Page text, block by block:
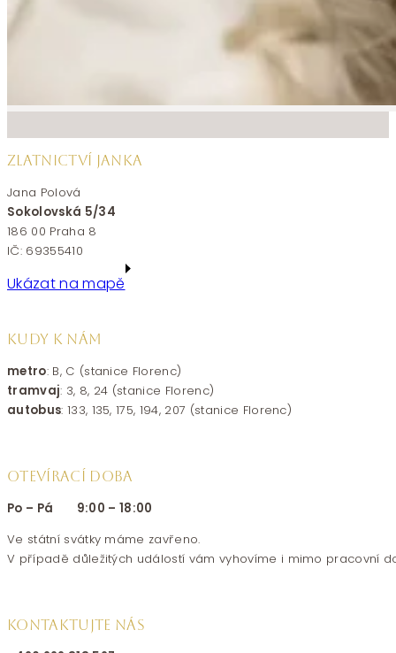
ZLATNICTVÍ JANKA
Jana Polová
Sokolovská 5/34
186 00 Praha 8
IČ: 69355410
Ukázat na mapě
KUDY K NÁM
metro: B, C (stanice Florenc)
tramvaj: 3, 8, 24 (stanice Florenc)
autobus: 133, 135, 175, 194, 207 (stanice Florenc)
OTEVÍRACÍ DOBA
Po – Pá 9:00 – 18:00
Ve státní svátky máme zavřeno.
V případě důležitých událostí vám vyhovíme i mimo pracovní
KONTAKTUJTE NÁS